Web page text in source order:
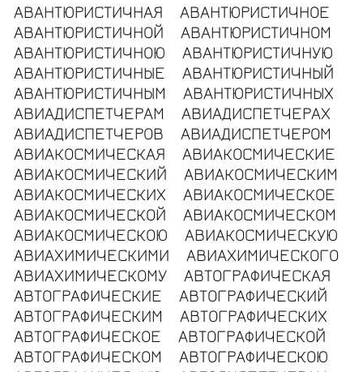
АВАНТЮРИСТИЧНАЯ
АВАНТЮРИСТИЧНОЕ
АВАНТЮРИСТИЧНОЙ
АВАНТЮРИСТИЧНОМ
АВАНТЮРИСТИЧНОЮ
АВАНТЮРИСТИЧНУЮ
АВАНТЮРИСТИЧНЫЕ
АВАНТЮРИСТИЧНЫЙ
АВАНТЮРИСТИЧНЫМ
АВАНТЮРИСТИЧНЫХ
АВИАДИСПЕТЧЕРАМ
АВИАДИСПЕТЧЕРАХ
АВИАДИСПЕТЧЕРОВ
АВИАДИСПЕТЧЕРОМ
АВИАКОСМИЧЕСКАЯ
АВИАКОСМИЧЕСКИЕ
АВИАКОСМИЧЕСКИЙ
АВИАКОСМИЧЕСКИМ
АВИАКОСМИЧЕСКИХ
АВИАКОСМИЧЕСКОЕ
АВИАКОСМИЧЕСКОЙ
АВИАКОСМИЧЕСКОМ
АВИАКОСМИЧЕСКОЮ
АВИАКОСМИЧЕСКУЮ
АВИАХИМИЧЕСКИМИ
АВИАХИМИЧЕСКОГО
АВИАХИМИЧЕСКОМУ
АВТОГРАФИЧЕСКАЯ
АВТОГРАФИЧЕСКИЕ
АВТОГРАФИЧЕСКИЙ
АВТОГРАФИЧЕСКИМ
АВТОГРАФИЧЕСКИХ
АВТОГРАФИЧЕСКОЕ
АВТОГРАФИЧЕСКОЙ
АВТОГРАФИЧЕСКОМ
АВТОГРАФИЧЕСКОЮ